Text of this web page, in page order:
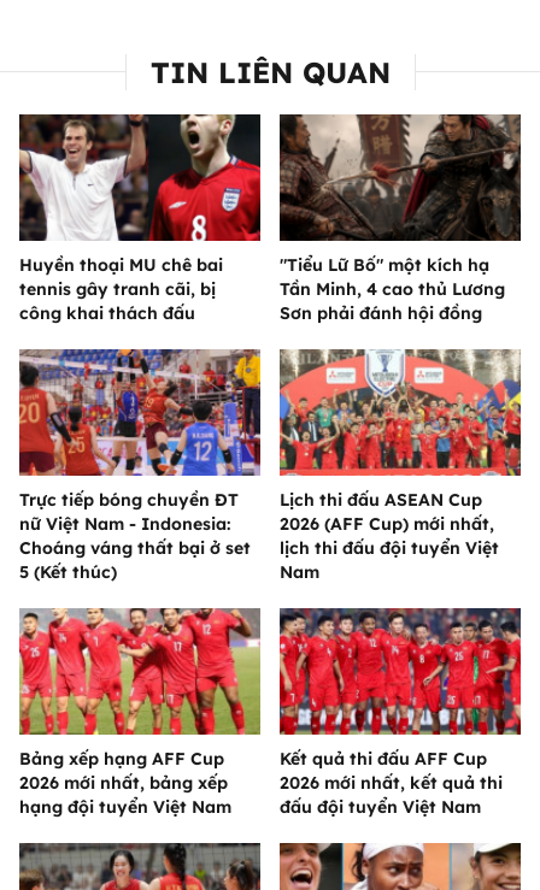
TIN LIÊN QUAN
Huyền thoại MU chê bai
tennis gây tranh cãi, bị
công khai thách đấu
"Tiểu Lữ Bố" một kích hạ
Tần Minh, 4 cao thủ Lương
Sơn phải đánh hội đồng
Trực tiếp bóng chuyền ĐT
nữ Việt Nam - Indonesia:
Choáng váng thất bại ở set
5 (Kết thúc)
Lịch thi đấu ASEAN Cup
2026 (AFF Cup) mới nhất,
lịch thi đấu đội tuyển Việt
Nam
Bảng xếp hạng AFF Cup
2026 mới nhất, bảng xếp
hạng đội tuyển Việt Nam
Kết quả thi đấu AFF Cup
2026 mới nhất, kết quả thi
đấu đội tuyển Việt Nam